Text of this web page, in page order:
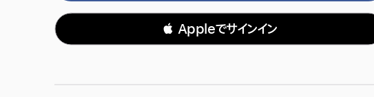
 Appleでサインイン